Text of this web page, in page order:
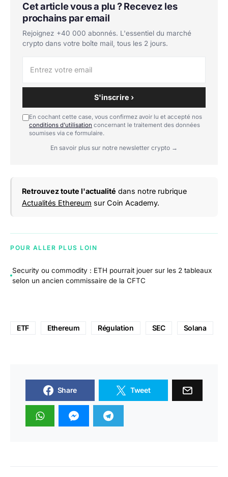
Cet article vous a plu ? Recevez les
prochains par email
Rejoignez +40 000 abonnés. L'essentiel du marché
crypto dans votre boîte mail, tous les 2 jours.
S'inscrire ›
En cochant cette case, vous confirmez avoir lu et accepté nos
conditions d'utilisation concernant le traitement des données
soumises via ce formulaire.
En savoir plus sur notre newsletter crypto →
Retrouvez toute l'actualité dans notre rubrique
Actualités Ethereum sur Coin Academy.
POUR ALLER PLUS LOIN
Security ou commodity : ETH pourrait jouer sur les 2 tableaux
selon un ancien commissaire de la CFTC
ETF Ethereum Régulation SEC Solana
Share Tweet